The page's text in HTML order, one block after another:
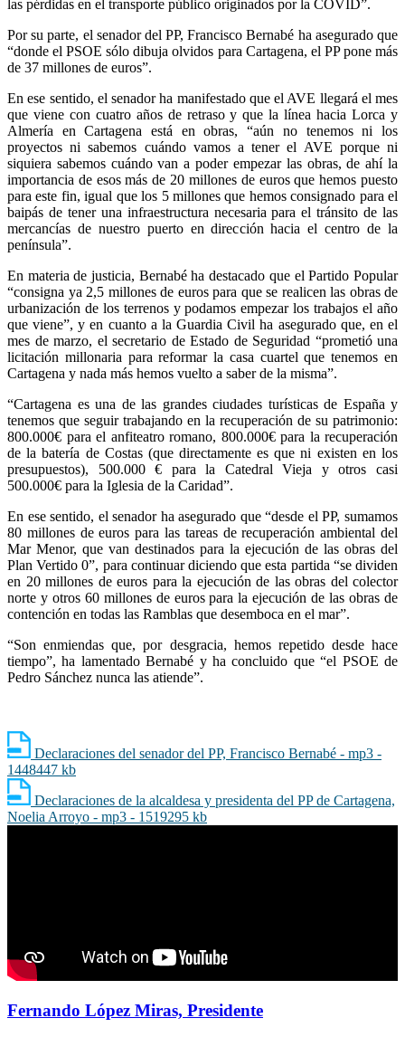
las pérdidas en el transporte público originados por la COVID”.
Por su parte, el senador del PP, Francisco Bernabé ha asegurado que
“donde el PSOE sólo dibuja olvidos para Cartagena, el PP pone más
de 37 millones de euros”.
En ese sentido, el senador ha manifestado que el AVE llegará el mes
que viene con cuatro años de retraso y que la línea hacia Lorca y
Almería en Cartagena está en obras, “aún no tenemos ni los
proyectos ni sabemos cuándo vamos a tener el AVE porque ni
siquiera sabemos cuándo van a poder empezar las obras, de ahí la
importancia de esos más de 20 millones de euros que hemos puesto
para este fin, igual que los 5 millones que hemos consignado para el
baipás de tener una infraestructura necesaria para el tránsito de las
mercancías de nuestro puerto en dirección hacia el centro de la
península”.
En materia de justicia, Bernabé ha destacado que el Partido Popular
“consigna ya 2,5 millones de euros para que se realicen las obras de
urbanización de los terrenos y podamos empezar los trabajos el año
que viene”, y en cuanto a la Guardia Civil ha asegurado que, en el
mes de marzo, el secretario de Estado de Seguridad “prometió una
licitación millonaria para reformar la casa cuartel que tenemos en
Cartagena y nada más hemos vuelto a saber de la misma”.
“Cartagena es una de las grandes ciudades turísticas de España y
tenemos que seguir trabajando en la recuperación de su patrimonio:
800.000€ para el anfiteatro romano, 800.000€ para la recuperación
de la batería de Costas (que directamente es que ni existen en los
presupuestos), 500.000 € para la Catedral Vieja y otros casi
500.000€ para la Iglesia de la Caridad”.
En ese sentido, el senador ha asegurado que “desde el PP, sumamos
80 millones de euros para las tareas de recuperación ambiental del
Mar Menor, que van destinados para la ejecución de las obras del
Plan Vertido 0”, para continuar diciendo que esta partida “se dividen
en 20 millones de euros para la ejecución de las obras del colector
norte y otros 60 millones de euros para la ejecución de las obras de
contención en todas las Ramblas que desemboca en el mar”.
“Son enmiendas que, por desgracia, hemos repetido desde hace
tiempo”, ha lamentado Bernabé y ha concluido que “el PSOE de
Pedro Sánchez nunca las atiende”.
Declaraciones del senador del PP, Francisco Bernabé - mp3 -
1448447 kb
Declaraciones de la alcaldesa y presidenta del PP de Cartagena,
Noelia Arroyo - mp3 - 1519295 kb
Fernando López Miras, Presidente